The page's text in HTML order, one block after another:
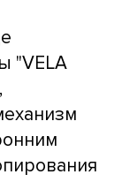
"VELA